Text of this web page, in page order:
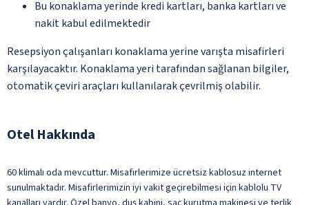
Bu konaklama yerinde kredi kartları, banka kartları ve
nakit kabul edilmektedir
Resepsiyon çalışanları konaklama yerine varışta misafirleri
karşılayacaktır. Konaklama yeri tarafından sağlanan bilgiler,
otomatik çeviri araçları kullanılarak çevrilmiş olabilir.
Otel Hakkında
60 klimalı oda mevcuttur. Misafirlerimize ücretsiz kablosuz internet
sunulmaktadır. Misafirlerimizin iyi vakit geçirebilmesi için kablolu TV